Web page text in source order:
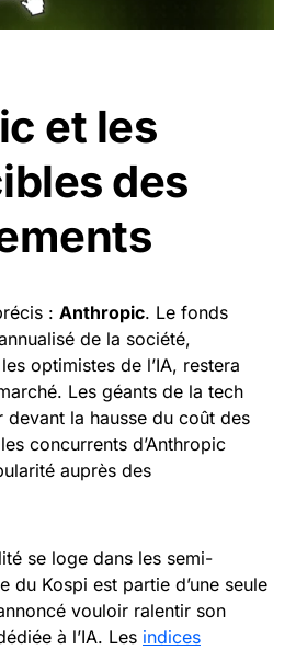
et les
des
: Anthropic. Le fonds
de la société,
optimistes de l’IA, restera
Les géants de la tech
la hausse du coût des
concurrents d’Anthropic
auprès des
se loge dans les semi-
du Kospi est partie d’une seule
vouloir ralentir son
à l’IA. Les indices